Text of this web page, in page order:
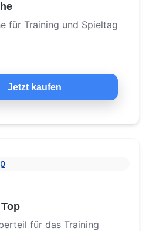
für Training und Spieltag
Jetzt kaufen
für das Training